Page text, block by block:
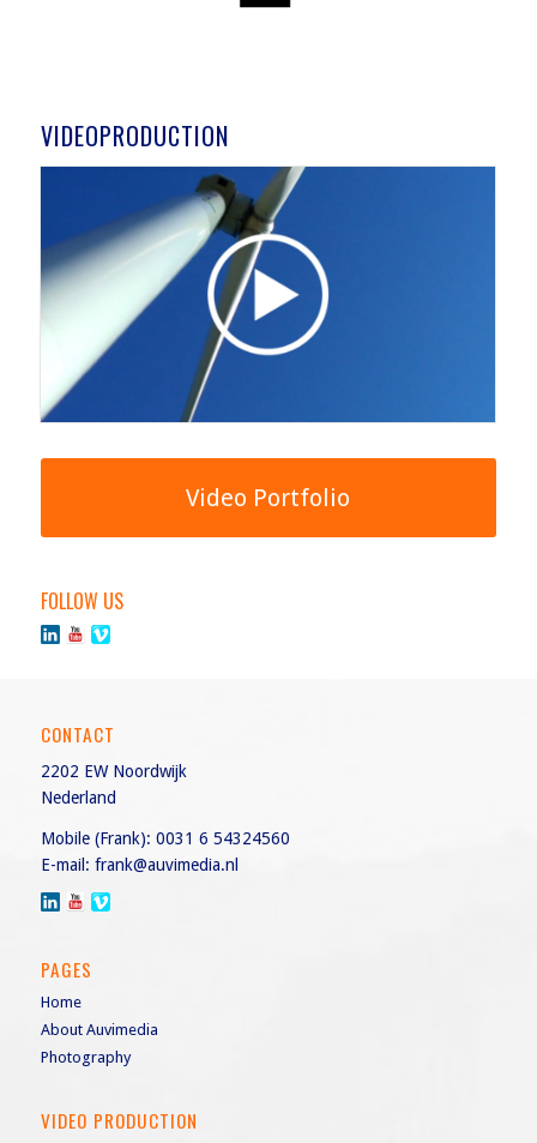
VIDEOPRODUCTION
Video Portfolio
FOLLOW US
CONTACT
2202 EW Noordwijk
Nederland
Mobile (Frank): 0031 6 54324560
E-mail: frank@auvimedia.nl
PAGES
Home
About Auvimedia
Photography
VIDEO PRODUCTION